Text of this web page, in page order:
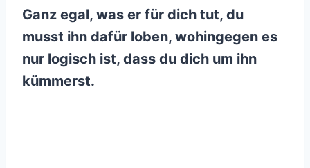
Ganz egal, was er für dich tut, du
musst ihn dafür loben, wohingegen es
nur logisch ist, dass du dich um ihn
kümmerst.